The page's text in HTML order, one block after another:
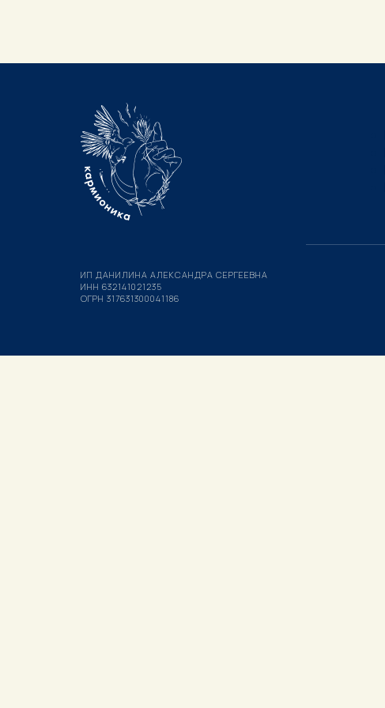
ИП ДАНИЛИНА АЛЕКСАНДРА СЕРГЕЕВНА
ИНН 632141021235
ОГРН 317631300041186